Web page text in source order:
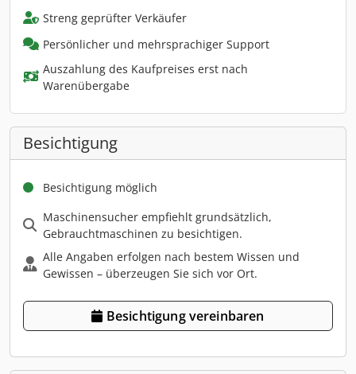
Streng geprüfter Verkäufer
Persönlicher und mehrsprachiger Support
Auszahlung des Kaufpreises erst nach
Warenübergabe
Besichtigung
Besichtigung möglich
Maschinensucher empfiehlt grundsätzlich,
Gebrauchtmaschinen zu besichtigen.
Alle Angaben erfolgen nach bestem Wissen und
Gewissen – überzeugen Sie sich vor Ort.
Besichtigung vereinbaren